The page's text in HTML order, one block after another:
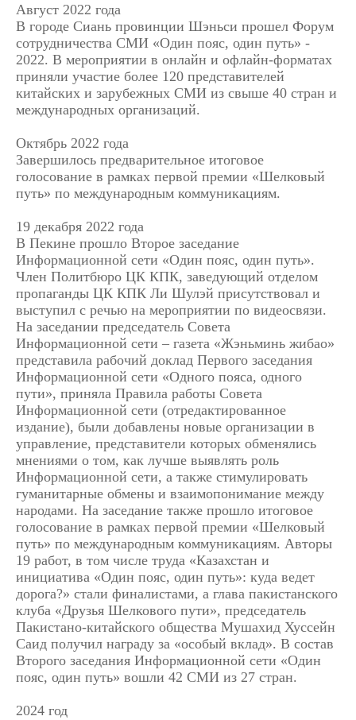
Август 2022 года
В городе Сиань провинции Шэньси прошел Форум
сотрудничества СМИ «Один пояс, один путь» -
2022. В мероприятии в онлайн и офлайн-форматах
приняли участие более 120 представителей
китайских и зарубежных СМИ из свыше 40 стран и
международных организаций.
Октябрь 2022 года
Завершилось предварительное итоговое
голосование в рамках первой премии «Шелковый
путь» по международным коммуникациям.
19 декабря 2022 года
В Пекине прошло Второе заседание
Информационной сети «Один пояс, один путь».
Член Политбюро ЦК КПК, заведующий отделом
пропаганды ЦК КПК Ли Шулэй присутствовал и
выступил с речью на мероприятии по видеосвязи.
На заседании председатель Совета
Информационной сети – газета «Жэньминь жибао»
представила рабочий доклад Первого заседания
Информационной сети «Одного пояса, одного
пути», приняла Правила работы Совета
Информационной сети (отредактированное
издание), были добавлены новые организации в
управление, представители которых обменялись
мнениями о том, как лучше выявлять роль
Информационной сети, а также стимулировать
гуманитарные обмены и взаимопонимание между
народами. На заседание также прошло итоговое
голосование в рамках первой премии «Шелковый
путь» по международным коммуникациям. Авторы
19 работ, в том числе труда «Казахстан и
инициатива «Один пояс, один путь»: куда ведет
дорога?» стали финалистами, а глава пакистанского
клуба «Друзья Шелкового пути», председатель
Пакистано-китайского общества Мушахид Хуссейн
Саид получил награду за «особый вклад». В состав
Второго заседания Информационной сети «Один
пояс, один путь» вошли 42 СМИ из 27 стран.
2024 год